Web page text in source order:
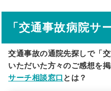
駅から探す
「交通事故病院サ
交通事故の通院先探しで「
いただいた方々のご感想を
サーチ相談窓口 とは？